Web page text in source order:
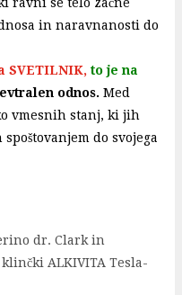
ravni se telo začne
in naravnanosti do
SVETILNIK, to je na
odnos. Med
vmesnih stanj, ki jih
do svojega